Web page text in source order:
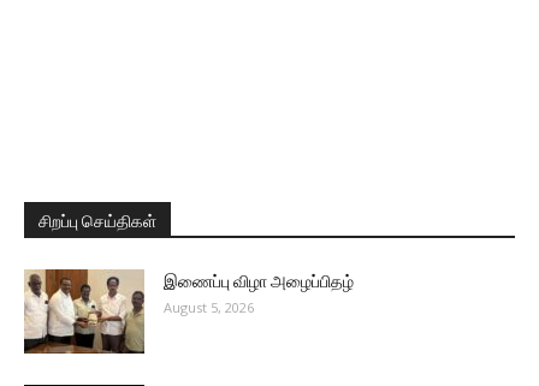
சிறப்பு செய்திகள்
இணைப்பு விழா அழைப்பிதழ்
August 5, 2026